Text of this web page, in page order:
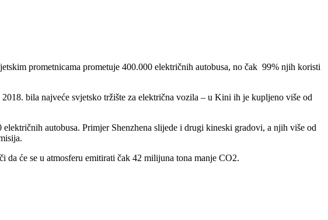
prometnicama prometuje 400.000 električnih autobusa, no čak 99% njih koristi
bila najveće svjetsko tržište za električna vozila – u Kini ih je kupljeno više od
autobusa. Primjer Shenzhena slijede i drugi kineski gradovi, a njih više od
da će se u atmosferu emitirati čak 42 milijuna tona manje CO2.